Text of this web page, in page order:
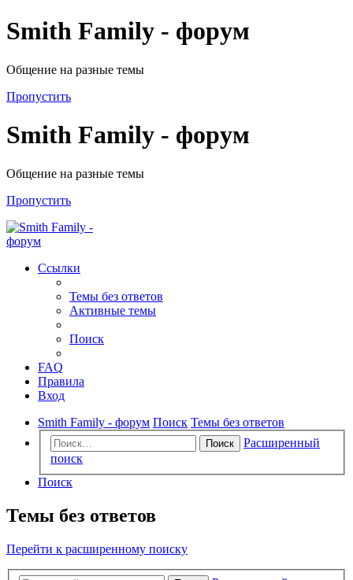
Smith Family - форум
Общение на разные темы
Пропустить
Smith Family - форум
Общение на разные темы
Пропустить
Ссылки
Темы без ответов
Активные темы
Поиск
FAQ
Правила
Вход
Smith Family - форум Поиск Темы без ответов
Поиск
Расширенный
поиск
Поиск
Темы без ответов
Перейти к расширенному поиску